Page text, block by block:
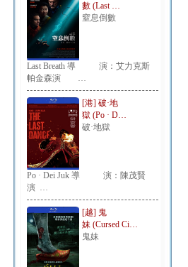
數 (Last …
窒息倒數
Last Breath 導 演：艾力克斯
帕金森演 …
[港] 破·地
獄 (Po · D…
破·地獄
Po · Dei Juk 導 演：陳茂賢
演 …
[越] 鬼
妹 (Cursed Ci…
鬼妹